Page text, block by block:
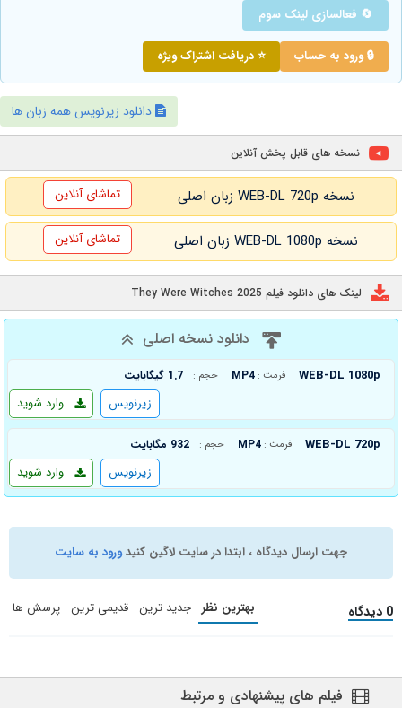
🔄 فعالسازی لینک سوم
🔒 ورود به حساب ⭐ دریافت اشتراک ویژه
دانلود زیرنویس همه زبان ها
نسخه های قابل پخش آنلاین
نسخه WEB-DL 720p زبان اصلی تماشای آنلاین
نسخه WEB-DL 1080p زبان اصلی تماشای آنلاین
لینک های دانلود فیلم They Were Witches 2025
دانلود نسخه اصلی
WEB-DL 1080p فرمت : MP4 حجم : 1.7 گیگابایت
وارد شوید زیرنویس
WEB-DL 720p فرمت : MP4 حجم : 932 مگابایت
وارد شوید زیرنویس
جهت ارسال دیدگاه ، ابتدا در سایت لاگین کنیدورود به سایت
0 دیدگاه بهترین نظر جدید ترین قدیمی ترین پرسش ها
فیلم های پیشنهادی و مرتبط